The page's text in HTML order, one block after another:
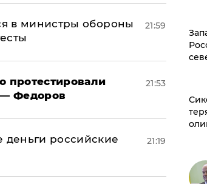
в министры обороны
21:59
протестировали
— Федоров
21:53
российские
21:19